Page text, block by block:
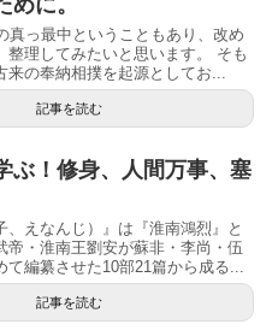
真っ最中ということもあり、改め
整理してみたいと思います。 そも
来の奉納相撲を起源としてお...
記事を読む
ぶ！修身、人間万事、塞
、えなんじ）』は『淮南鴻烈』と
帝・淮南王劉安が蘇非・李尚・伍
編纂させた10部21篇から成る...
記事を読む